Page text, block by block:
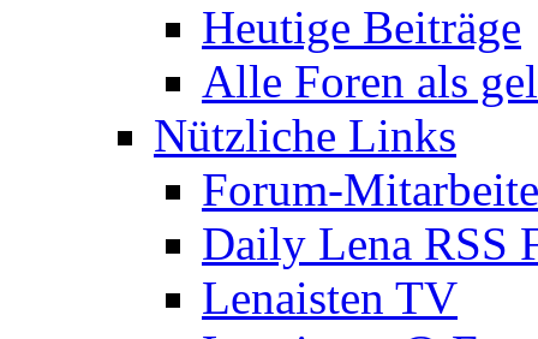
Heutige Beiträge
Alle Foren als
Nützliche Links
Forum-
Daily Lena RSS
Lenaisten TV